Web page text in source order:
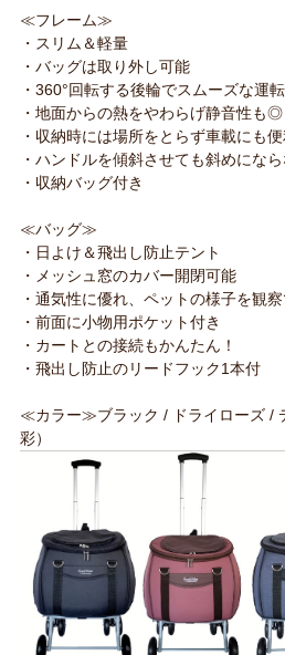
≪フレーム≫
・スリム＆軽量
・バッグは取り外し可能
・360°回転する後輪でスムーズな運転
・地面からの熱をやわらげ静音性も◎
・収納時には場所をとらず車載にも便
・ハンドルを傾斜させても斜めにな
・収納バッグ付き
≪バッグ≫
・日よけ＆飛出し防止テント
・メッシュ窓のカバー開閉可能
・通気性に優れ、ペットの様子を観
・前面に小物用ポケット付き
・カートとの接続もかんたん！
・飛出し防止のリードフック1本付
≪カラー≫ブラック / ドライローズ /
彩）